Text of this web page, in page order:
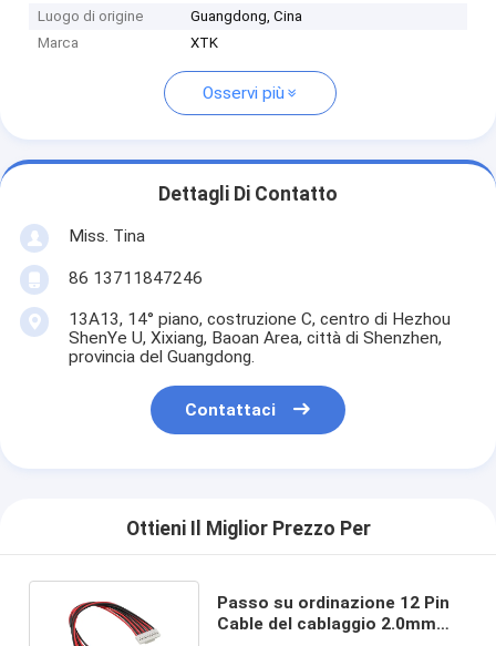
Luogo di origine
Guangdong, Cina
Marca
XTK
Osservi più
Dettagli Di Contatto
Miss. Tina
86 13711847246
13A13, 14° piano, costruzione C, centro di Hezhou
ShenYe U, Xixiang, Baoan Area, città di Shenzhen,
provincia del Guangdong.
Contattaci
Ottieni Il Miglior Prezzo Per
Passo su ordinazione 12 Pin
Cable del cablaggio 2.0mm